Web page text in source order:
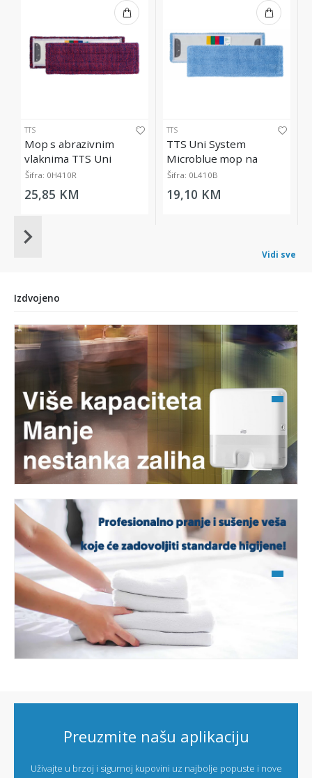
TTS
Mop s abrazivnim
vlaknima TTS Uni
System Ultrasafe, 40 cm
Šifra: 0H410R
25,85 KM
TTS
TTS Uni System
Microblue mop na
kopčanje, 40 cm
Šifra: 0L410B
19,10 KM
Item
Vidi sve
Izdvojeno
Preuzmite našu aplikaciju
Uživajte u brzoj i sigurnoj kupovini uz najbolje popuste i nove